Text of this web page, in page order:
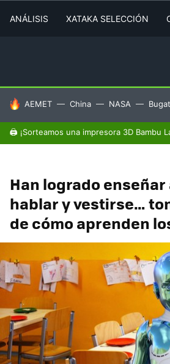
ANÁLISIS XATAKA SELECCIÓN
HOY SE HABLA DE
AEMET China NASA
🖨️ ¡Sorteamos una impresora 3D Bambu
Han logrado enseñar
hablar y vestirse…
de cómo aprenden